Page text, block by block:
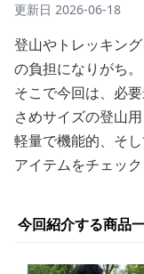
更新日 2026-06-18
登山やトレッキン
の負担になりがち。
そこで今回は、必
さめサイズの登山
軽量で機能的、そ
アイテムをチェック
今回紹介する商品